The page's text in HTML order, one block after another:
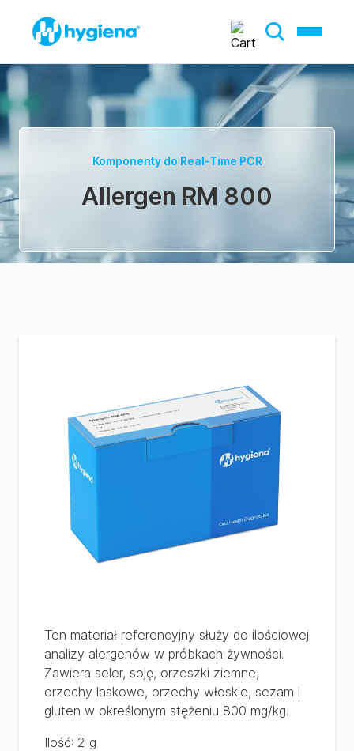
Komponenty do Real-Time PCR
Allergen RM 800
Ten materiał referencyjny służy do ilościowej
analizy alergenów w próbkach żywności.
Zawiera seler, soję, orzeszki ziemne,
orzechy laskowe, orzechy włoskie, sezam i
gluten w określonym stężeniu 800 mg/kg.
Ilość: 2 g